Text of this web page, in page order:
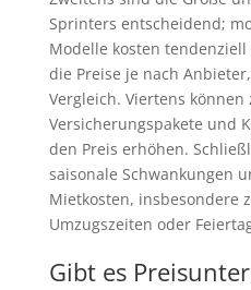
Sprinters entscheidend;
Modelle kosten
die Preise je nach
Vergleich. Viertens können
Versicherungspakete und
den Preis erhöhen.
saisonale Schwankungen
Mietkosten, insbesondere
Umzugszeiten oder
Gibt es